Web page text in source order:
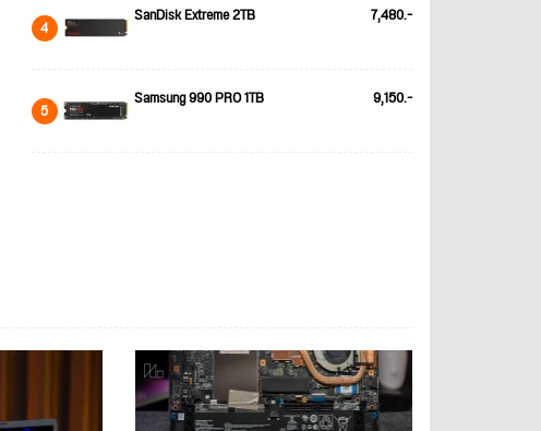
4 SanDisk Extreme 2TB 7,480.-
5 Samsung 990 PRO 1TB 9,150.-